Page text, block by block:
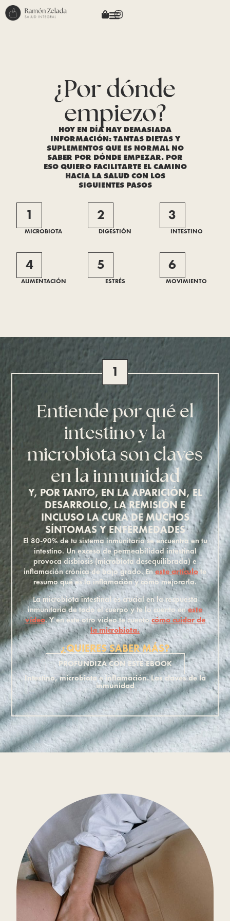
¿Por dónde
empiezo?
HOY EN DÍA HAY DEMASIADA
INFORMACIÓN: TANTAS DIETAS Y
SUPLEMENTOS QUE ES NORMAL NO
SABER POR DÓNDE EMPEZAR. POR
ESO QUIERO FACILITARTE EL CAMINO
HACIA LA SALUD CON LOS
SIGUIENTES PASOS
1
MICROBIOTA
2
DIGESTIÓN
3
INTESTINO
4
ALIMENTACIÓN
5
ESTRÉS
6
MOVIMIENTO
1
Entiende por qué el
intestino y la
microbiota son claves
en la inmunidad
Y, POR TANTO, EN LA APARICIÓN, EL
DESARROLLO, LA REMISIÓN E
INCLUSO LA CURA DE MUCHOS
SÍNTOMAS Y ENFERMEDADES
El 80-90% de tu sistema inmunitario se encuentra en tu
intestino. Un exceso de permeabilidad intestinal
provoca disbiosis (microbiota desequilibrada) e
inflamación crónica de bajo grado. Eneste artículo te
resumo qué es la inflamación y cómo mejorarla.
La microbiota intestinal es crucial en la respuesta
inmunitaria de todo el cuerpo y te lo cuento eneste
vídeo. Y en este otro vídeo te cuentocómo cuidar de
la microbiota.
¿QUIERES SABER MÁS?
PROFUNDIZA CON ESTE EBOOK
Intestino, microbiota e inflamación. Las claves de la
inmunidad